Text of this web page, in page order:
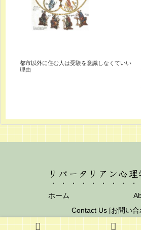
都市以外に住む人は受験を意識しなくていい
理由
リバータリアン心
ホーム
Contact Us [お問い合
© 2012 リバータリアン心